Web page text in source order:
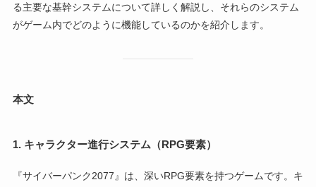
る主要な基幹システムについて詳しく解説し、それらのシステム
がゲーム内でどのように機能しているのかを紹介します。
本文
1. キャラクター進行システム（RPG要素）
『サイバーパンク2077』は、深いRPG要素を持つゲームです。キ